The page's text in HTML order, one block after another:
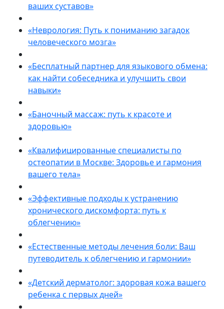
ваших суставов»
«Неврология: Путь к пониманию загадок
человеческого мозга»
«Бесплатный партнер для языкового обмена:
как найти собеседника и улучшить свои
навыки»
«Баночный массаж: путь к красоте и
здоровью»
«Квалифицированные специалисты по
остеопатии в Москве: Здоровье и гармония
вашего тела»
«Эффективные подходы к устранению
хронического дискомфорта: путь к
облегчению»
«Естественные методы лечения боли: Ваш
путеводитель к облегчению и гармонии»
«Детский дерматолог: здоровая кожа вашего
ребенка с первых дней»